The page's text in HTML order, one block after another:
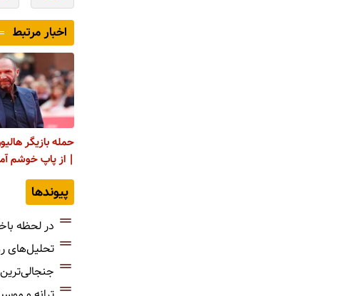
اخبار مرتبط
حمله بازیگر
| از پاپ خوشم
پیوندها
در لحظه
تحلیل‌های